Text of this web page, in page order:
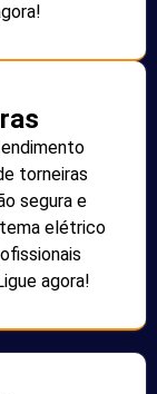
torneiras
segura e
elétrico
agora!